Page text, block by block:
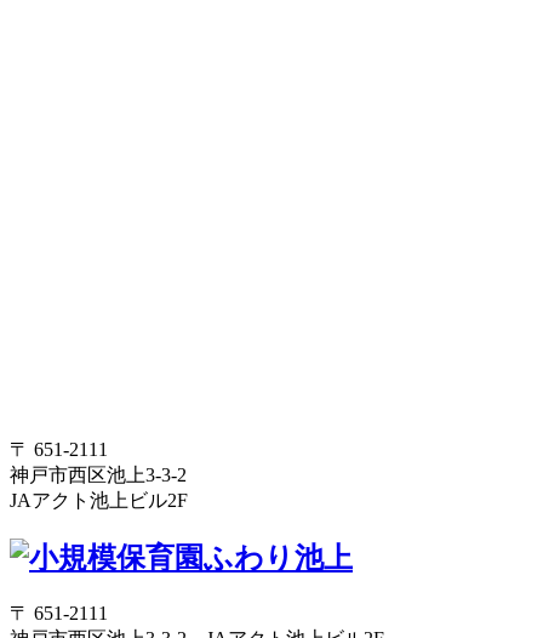
〒 651-2111
神戸市西区池上3-3-2
JAアクト池上ビル2F
〒 651-2111